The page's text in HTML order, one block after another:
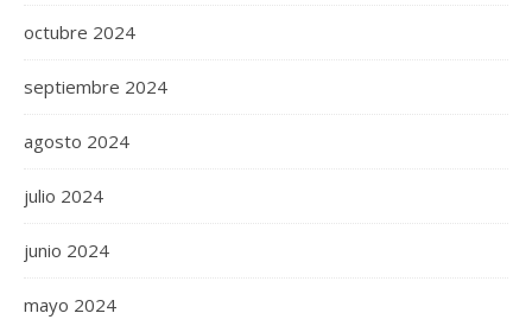
octubre 2024
septiembre 2024
agosto 2024
julio 2024
junio 2024
mayo 2024